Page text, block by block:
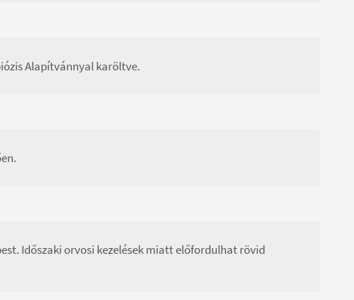
Alapítvánnyal karöltve.
Időszaki orvosi kezelések miatt előfordulhat rövid